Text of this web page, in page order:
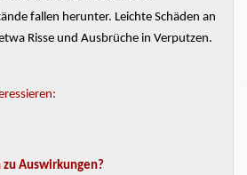
fallen herunter. Leichte Schäden an
Risse und Ausbrüche in Verputzen.
Auswirkungen?